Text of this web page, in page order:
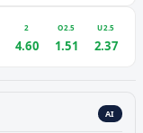
2
4.60
O2.5
1.51
U2.5
2.37
AI